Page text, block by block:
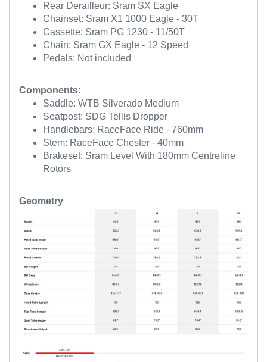
Rear Derailleur: Sram SX Eagle
Chainset: Sram X1 1000 Eagle - 30T
Cassette: Sram PG 1230 - 11/50T
Chain: Sram GX Eagle - 12 Speed
Pedals: Not included
Components:
Saddle: WTB Silverado Medium
Seatpost: SDG Tellis Dropper
Handlebars: RaceFace Ride - 760mm
Stem: RaceFace Chester - 40mm
Brakeset: Sram Level With 180mm Centreline
Rotors
Geometry